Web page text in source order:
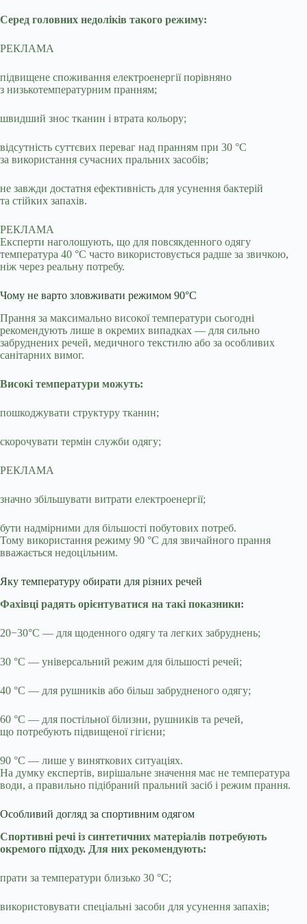
Серед головних недоліків такого режиму:
РЕКЛАМА
підвищене споживання електроенергії порівняно
з низькотемпературним пранням;
швидший знос тканин і втрата кольору;
відсутність суттєвих переваг над пранням при 30 °C
за використання сучасних пральних засобів;
не завжди достатня ефективність для усунення бактерій
та стійких запахів.
РЕКЛАМА
Експерти наголошують, що для повсякденного одягу
температура 40 °C часто використовується радше за звичкою,
ніж через реальну потребу.
Чому не варто зловживати режимом 90°C
Прання за максимально високої температури сьогодні
рекомендують лише в окремих випадках — для сильно
забруднених речей, медичного текстилю або за особливих
санітарних вимог.
Високі температури можуть:
пошкоджувати структуру тканин;
скорочувати термін служби одягу;
РЕКЛАМА
значно збільшувати витрати електроенергії;
бути надмірними для більшості побутових потреб.
Тому використання режиму 90 °C для звичайного прання
вважається недоцільним.
Яку температуру обирати для різних речей
Фахівці радять орієнтуватися на такі показники:
20−30°C — для щоденного одягу та легких забруднень;
30 °C — універсальний режим для більшості речей;
40 °C — для рушників або більш забрудненого одягу;
60 °C — для постільної білизни, рушників та речей,
що потребують підвищеної гігієни;
90 °C — лише у виняткових ситуаціях.
На думку експертів, вирішальне значення має не температура
води, а правильно підібраний пральний засіб і режим прання.
Особливий догляд за спортивним одягом
Спортивні речі із синтетичних матеріалів потребують
окремого підходу. Для них рекомендують:
прати за температури близько 30 °C;
використовувати спеціальні засоби для усунення запахів;